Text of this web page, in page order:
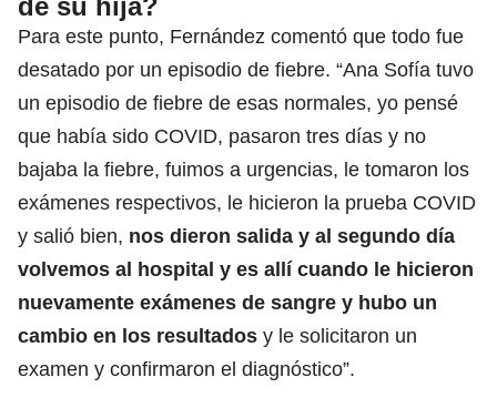
Para este punto, Fernández comentó que todo fue
desatado por un episodio de fiebre. “Ana Sofía tuvo
un episodio de fiebre de esas normales, yo pensé
que había sido COVID, pasaron tres días y no
bajaba la fiebre, fuimos a urgencias, le tomaron los
exámenes respectivos, le hicieron la prueba COVID
y salió bien, nos dieron salida y al segundo día
volvemos al hospital y es allí cuando le hicieron
nuevamente exámenes de sangre y hubo un
cambio en los resultados y le solicitaron un
examen y confirmaron el diagnóstico”.